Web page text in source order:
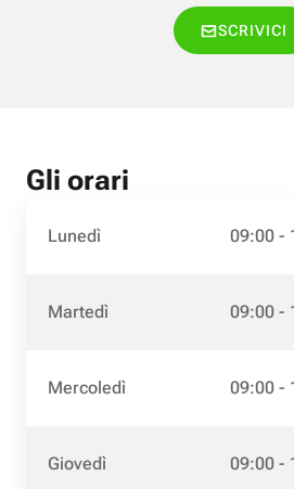
SCRIVICI
Gli orari
Lunedì 09:00 -
Martedì 09:00 -
Mercoledì 09:00 -
Giovedì 09:00 -